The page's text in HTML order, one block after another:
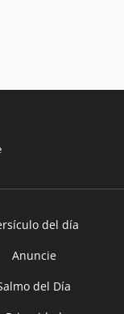
del día
Anuncie
del Día